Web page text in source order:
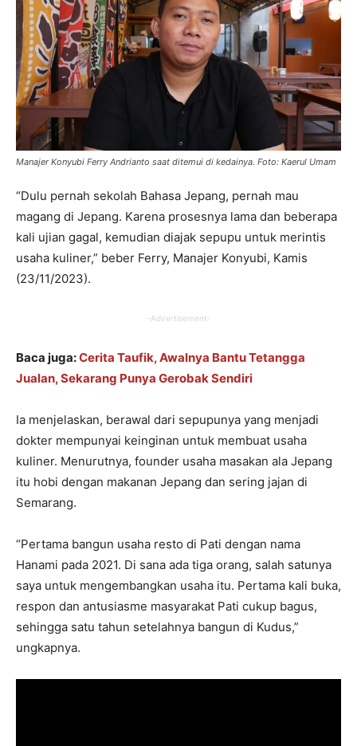
Manajer Konyubi Ferry Andrianto saat ditemui di kedainya. Foto: Kaerul Umam
“Dulu pernah sekolah Bahasa Jepang, pernah mau
magang di Jepang. Karena prosesnya lama dan beberapa
kali ujian gagal, kemudian diajak sepupu untuk merintis
usaha kuliner,” beber Ferry, Manajer Konyubi, Kamis
(23/11/2023).
-Advertisement-
Baca juga:Cerita Taufik, Awalnya Bantu Tetangga
Jualan, Sekarang Punya Gerobak Sendiri
Ia menjelaskan, berawal dari sepupunya yang menjadi
dokter mempunyai keinginan untuk membuat usaha
kuliner. Menurutnya, founder usaha masakan ala Jepang
itu hobi dengan makanan Jepang dan sering jajan di
Semarang.
“Pertama bangun usaha resto di Pati dengan nama
Hanami pada 2021. Di sana ada tiga orang, salah satunya
saya untuk mengembangkan usaha itu. Pertama kali buka,
respon dan antusiasme masyarakat Pati cukup bagus,
sehingga satu tahun setelahnya bangun di Kudus,”
ungkapnya.